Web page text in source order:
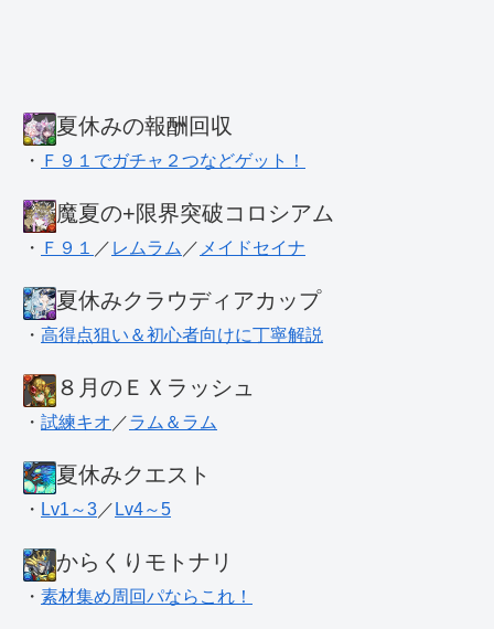
夏休みの報酬回収
・ Ｆ９１でガチャ２つなどゲット！
魔夏の+限界突破コロシアム
・ Ｆ９１ ／ レムラム ／ メイドセイナ
夏休みクラウディアカップ
・ 高得点狙い＆初心者向けに丁寧解説
８月のＥＸラッシュ
・ 試練キオ ／ラム＆ラム
夏休みクエスト
・ Lv1～3 ／ Lv4～5
からくりモトナリ
・ 素材集め周回パならこれ！